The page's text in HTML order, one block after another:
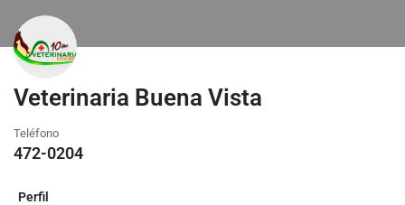
Veterinaria Buena Vista
Teléfono
472-0204
Perfil